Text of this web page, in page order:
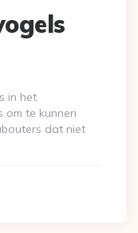
in het
om te kunnen
dat niet